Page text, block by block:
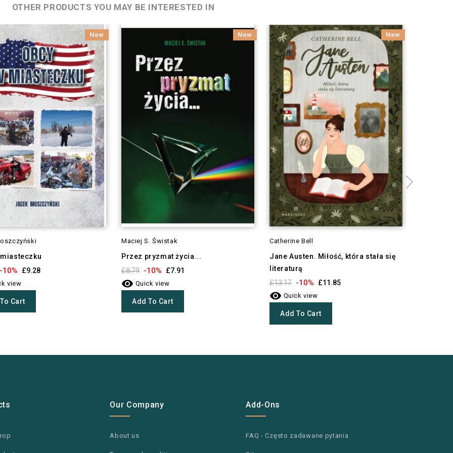
OTHER PRODUCTS YOU MAY BE INTERESTED IN
New
-10% £9.28
view
Cart
New
Maciej S. Świstak
Przez pryzmat życia...
£8.79 -10% £7.91
 Quick view
Add To Cart
New
Catherine Bell
Jane Austen. Miłość, która stała się
literaturą
£13.17 -10% £11.85
 Quick view
Add To Cart
Our Company
About us
Add-Ons
FAQ - Często zadawane pytania